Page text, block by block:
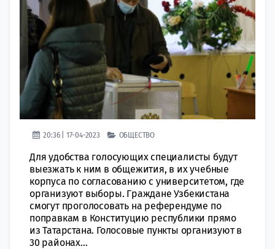
20:36 | 17-04-2023 ОБЩЕСТВО
Для удобства голосующих специалисты будут
выезжать к ним в общежития, в их учебные
корпуса по согласованию с университетом, где
организуют выборы. Граждане Узбекистана
смогут проголосовать на референдуме по
поправкам в Конституцию республики прямо
из Татарстана. Голосовые пункты организуют в
30 районах...